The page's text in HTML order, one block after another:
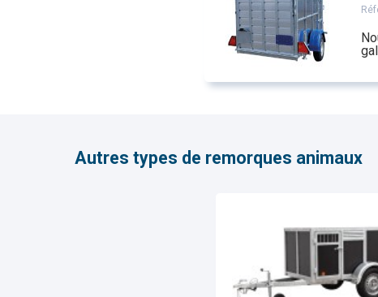
Autres types de remorques animaux